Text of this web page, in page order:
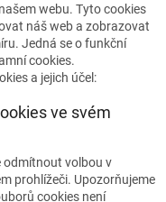
webu. Tyto cookies
náš web a zobrazovat
Jedná se o funkční
cookies.
a jejich účel:
ve svém
odmítnout volbou v
prohlížeči. Upozorňujeme
cookies není